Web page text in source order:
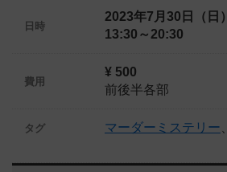
日時
2023年7月30日（日）
13:30～20:30
費用
¥ 500
前後半各部
タグ マーダーミステリー